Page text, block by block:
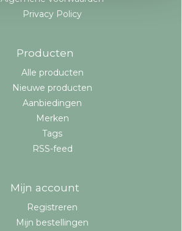
Privacy Policy
Producten
Alle producten
Nieuwe producten
Aanbiedingen
Merken
Tags
RSS-feed
Mijn account
Registreren
Mijn bestellingen